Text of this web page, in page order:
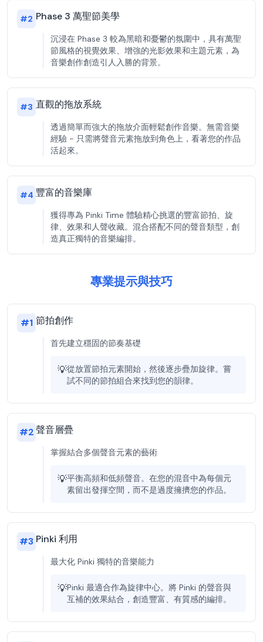
#2 Phase 3 萬聖節美學
沉浸在 Phase 3 較為黑暗和憂鬱的氛圍中，具有萬聖
節風格的視覺效果、增強的光影效果和主題元素，為
音樂創作創造引人入勝的背景。
#3 直觀的拖放系統
透過簡單而強大的拖放介面輕鬆創作音樂。無需音樂
經驗 - 只需將聲音元素拖放到角色上，看著您的作品
活起來。
#4 豐富的音樂庫
獲得專為 Pinki Time 體驗精心挑選的豐富節拍、旋
律、效果和人聲收藏。混合搭配不同的聲音類型，創
造真正獨特的音樂編排。
專業提示與技巧
#1 節拍創作
首先建立穩固的節奏基礎
💡從放置節拍元素開始，然後逐步疊加旋律。嘗
試不同的節拍組合來找到您的韻律。
#2聲音層疊
掌握結合多個聲音元素的藝術
💡平衡高頻和低頻聲音。在您的混音中為每個元
素留出發揮空間，而不是過度擁擠您的作品。
#3 Pinki 利用
最大化 Pinki 獨特的音樂能力
💡Pinki 最適合作為旋律中心。將 Pinki 的聲音與
互補的效果結合，創造豐富、有質感的編排。